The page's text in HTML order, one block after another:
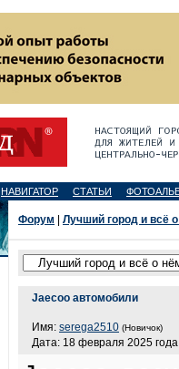
НАВИГАТОР СТАТЬИ
Форум Лучший город и всё
Jaecoo автомобили
Имя: serega2510 (Новичок)
Дата: 18 февраля 2025